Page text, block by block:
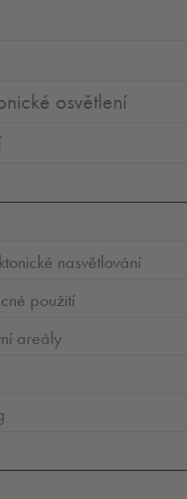
osvětlení
nasvětlování
použití
areály